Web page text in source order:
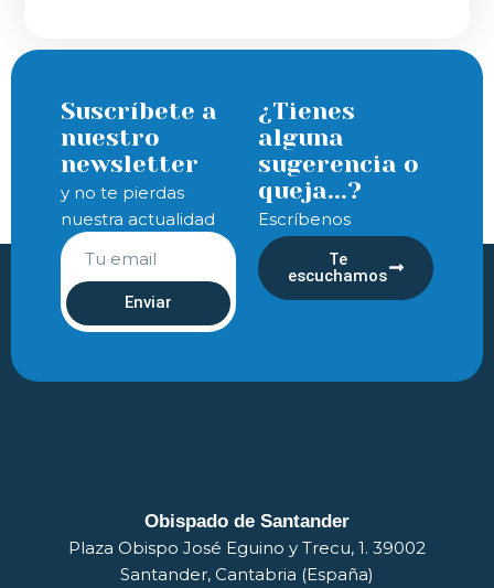
Suscríbete a
nuestro
newsletter
y no te pierdas
nuestra actualidad
Enviar
¿Tienes
alguna
sugerencia o
queja...?
Escríbenos
Te
escuchamos
Obispado de Santander
Plaza Obispo José Eguino y Trecu, 1. 39002
Santander, Cantabria (España)